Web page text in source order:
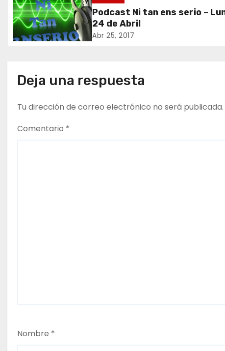
i
ó
d
e
e
Podcast Ni tan ens serio –
24 de Abril
Abr 25, 2017
Deja una respuesta
Tu dirección de correo electrónico no será publicada.
Comentario *
Nombre *